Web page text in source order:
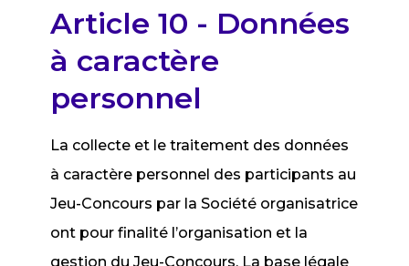
Article 10 - Données
à caractère
personnel
La collecte et le traitement des données
à caractère personnel des participants au
Jeu-Concours par la Société organisatrice
ont pour finalité l’organisation et la
gestion du Jeu-Concours. La base légale